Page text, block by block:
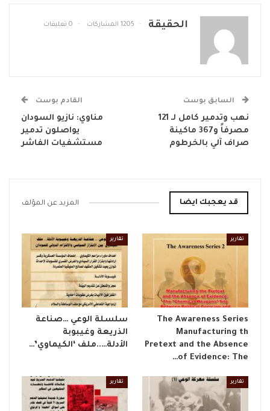
الحقيقة 1205 المشاركات 0 تعليقات
السابق بوست
نهب وتدمير كامل لـ 121
مصرفاً و367 ماكينة
صراف آلي بالخرطوم
القادم بوست
مناوي: نازيو السودان
يواصلون تدمير
مستشفيات الفاشر
قد يعجبك ايضا المزيد عن المؤلف
تقارير
The Awareness Series
Manufacturing th
Pretext and the Absence
of Evidence: The…
تقارير
​سلسلة الوعي …صناعة
الذريعة وغيبوبة
الأدلة…..ملف ‘الكيماوي’…
تقارير تقارير